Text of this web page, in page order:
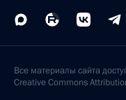
Все материалы сайта
Creative Commons